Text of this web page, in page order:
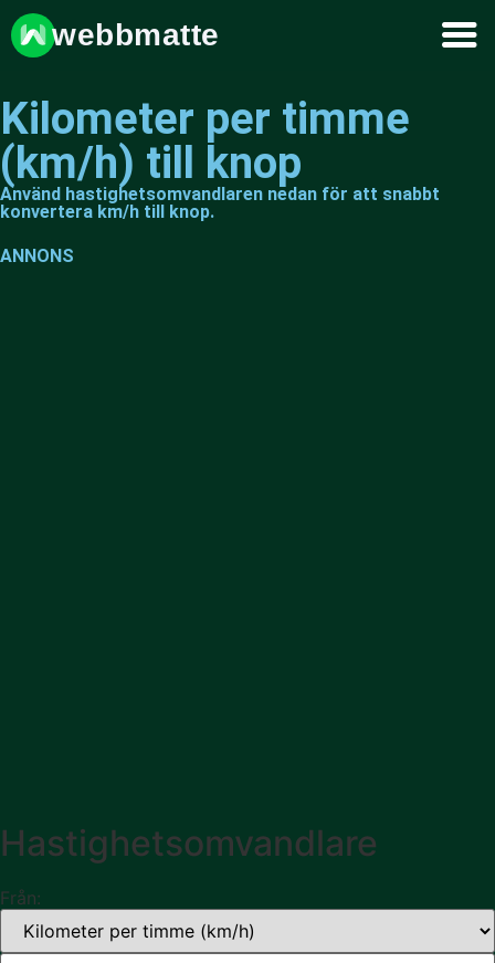
webbmatte
Kilometer per timme
(km/h) till knop
Använd hastighetsomvandlaren nedan för att snabbt
konvertera km/h till knop.
ANNONS
Hastighetsomvandlare
Från: